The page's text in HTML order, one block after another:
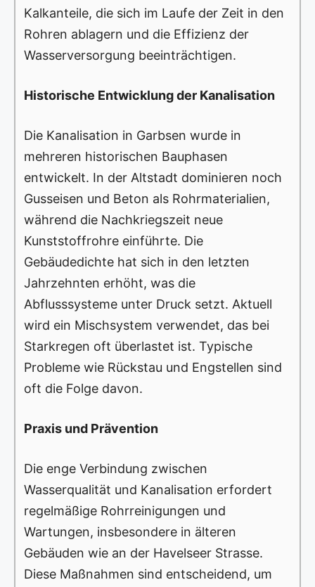
Kalkanteile, die sich im Laufe der Zeit in den
Rohren ablagern und die Effizienz der
Wasserversorgung beeinträchtigen.
Historische Entwicklung der Kanalisation
Die Kanalisation in Garbsen wurde in
mehreren historischen Bauphasen
entwickelt. In der Altstadt dominieren noch
Gusseisen und Beton als Rohrmaterialien,
während die Nachkriegszeit neue
Kunststoffrohre einführte. Die
Gebäudedichte hat sich in den letzten
Jahrzehnten erhöht, was die
Abflusssysteme unter Druck setzt. Aktuell
wird ein Mischsystem verwendet, das bei
Starkregen oft überlastet ist. Typische
Probleme wie Rückstau und Engstellen sind
oft die Folge davon.
Praxis und Prävention
Die enge Verbindung zwischen
Wasserqualität und Kanalisation erfordert
regelmäßige Rohrreinigungen und
Wartungen, insbesondere in älteren
Gebäuden wie an der Havelseer Strasse.
Diese Maßnahmen sind entscheidend, um